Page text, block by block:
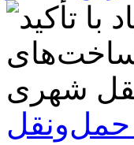
حمل‌ونقل